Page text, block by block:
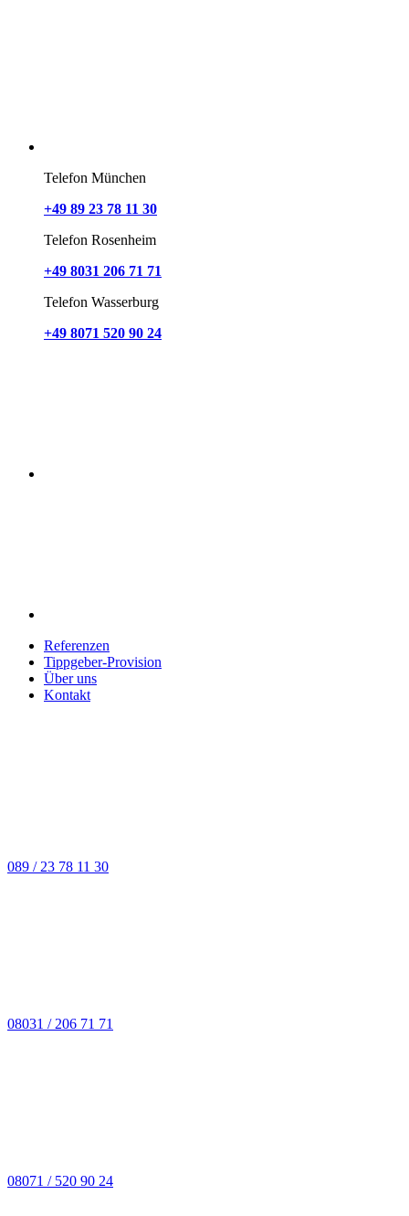
Telefon München
+49 89 23 78 11 30
Telefon Rosenheim
+49 8031 206 71 71
Telefon Wasserburg
+49 8071 520 90 24
Referenzen
Tippgeber-Provision
Über uns
Kontakt
089 / 23 78 11 30
08031 / 206 71 71
08071 / 520 90 24